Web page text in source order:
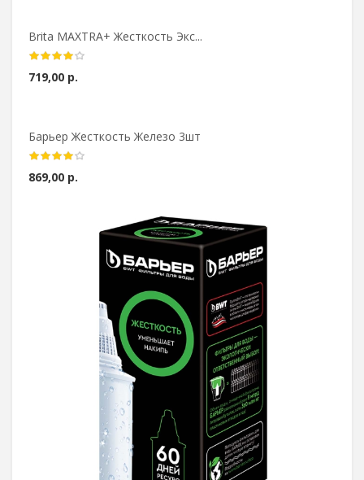
Brita MAXTRA+ Жесткость Экс...
719,00 р.
Барьер Жесткость Железо 3шт
869,00 р.